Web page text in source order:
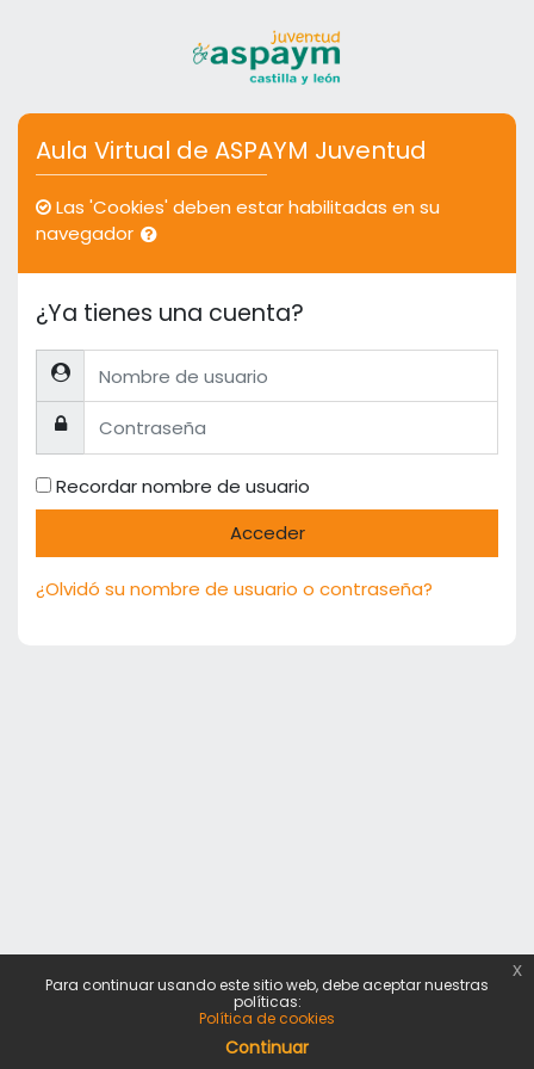
Aula Virtual de ASPAYM Juventud
Las 'Cookies' deben estar habilitadas en su
navegador
¿Ya tienes una cuenta?
Nombre de usuario
Contraseña
Recordar nombre de usuario
Acceder
¿Olvidó su nombre de usuario o contraseña?
Para continuar usando este sitio web, debe aceptar nuestras
políticas:
Política de cookies
Continuar
x